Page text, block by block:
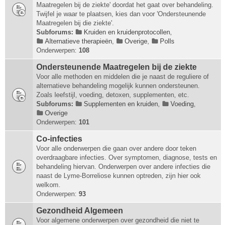
Maatregelen bij de ziekte' doordat het gaat over behandeling.
Twijfel je waar te plaatsen, kies dan voor 'Ondersteunende
Maatregelen bij die ziekte'.
Subforums:
Kruiden en kruidenprotocollen,
Alternatieve therapieën, Overige,
Polls
Onderwerpen: 108
Ondersteunende Maatregelen bij de ziekte
Voor alle methoden en middelen die je naast de reguliere of
alternatieve behandeling mogelijk kunnen ondersteunen.
Zoals leefstijl, voeding, detoxen, supplementen, etc.
Subforums:
Supplementen en kruiden, Voeding,
Overige
Onderwerpen: 101
Co-infecties
Voor alle onderwerpen die gaan over andere door teken
overdraagbare infecties. Over symptomen, diagnose, tests en
behandeling hiervan. Onderwerpen over andere infecties die
naast de Lyme-Borreliose kunnen optreden, zijn hier ook
welkom.
Onderwerpen: 93
Gezondheid Algemeen
Voor algemene onderwerpen over gezondheid die niet te